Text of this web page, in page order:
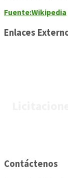
Fuente:Wikipedia
Enlaces
Contáctenos